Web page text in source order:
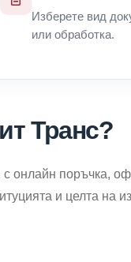
Изберете вид
или обработка.
Транс?
онлайн поръчка,
и целта на